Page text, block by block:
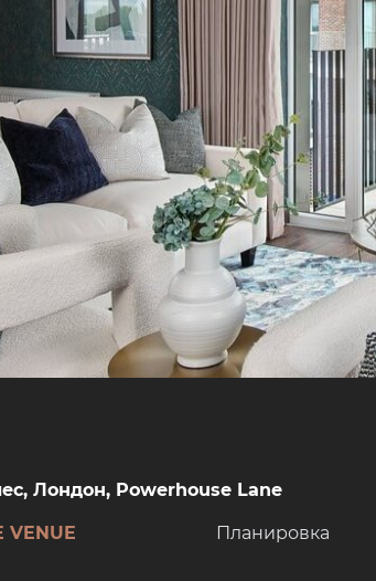
Лондон, Powerhouse Lane
VENUE Планировка